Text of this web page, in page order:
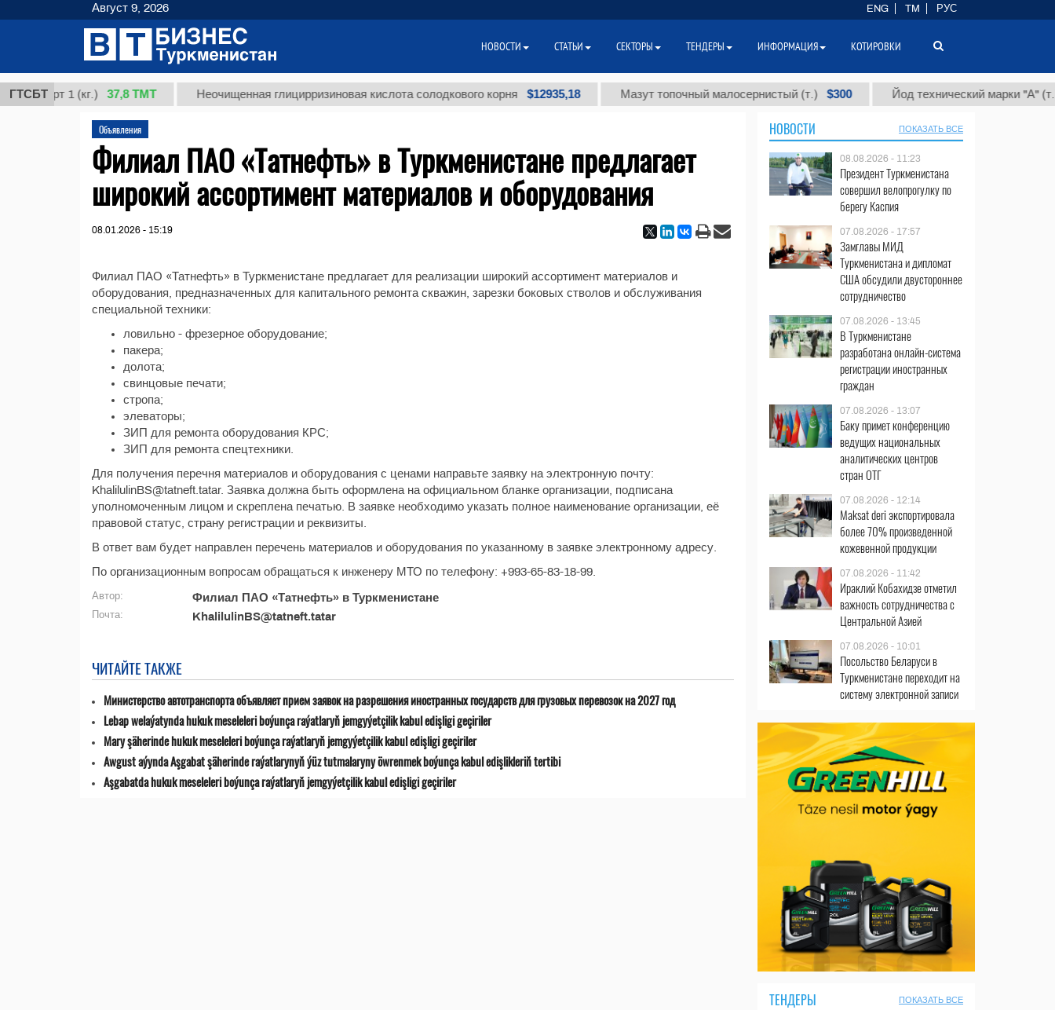
ГТСБТ
сорт 1 (кг.) 37,8 ТМТ Неочищенная глицирризиновая кислота солодкового корня $12935,18 Мазут топочный малосернистый (т.) $300 Йод технический марки "А" (т.)
Объявления
Филиал ПАО «Татнефть» в Туркменистане предлагает
широкий ассортимент материалов и оборудования
08.01.2026 - 15:19
Филиал ПАО «Татнефть» в Туркменистане предлагает для реализации широкий ассортимент материалов и
оборудования, предназначенных для капитального ремонта скважин, зарезки боковых стволов и обслуживания
специальной техники:
ловильно - фрезерное оборудование;
пакера;
долота;
свинцовые печати;
стропа;
элеваторы;
ЗИП для ремонта оборудования КРС;
ЗИП для ремонта спецтехники.
Для получения перечня материалов и оборудования с ценами направьте заявку на электронную почту:
KhalilulinBS@tatneft.tatar. Заявка должна быть оформлена на официальном бланке организации, подписана
уполномоченным лицом и скреплена печатью. В заявке необходимо указать полное наименование организации, её
правовой статус, страну регистрации и реквизиты.
В ответ вам будет направлен перечень материалов и оборудования по указанному в заявке электронному адресу.
По организационным вопросам обращаться к инженеру МТО по телефону: +993-65-83-18-99.
Автор: Филиал ПАО «Татнефть» в Туркменистане
Почта: KhalilulinBS@tatneft.tatar
ЧИТАЙТЕ ТАКЖЕ
Министерство автотранспорта объявляет прием заявок на разрешения иностранных государств для грузовых перевозок на 2027 год
Lebap welaýatynda hukuk meseleleri boýunça raýatlaryň jemgyýetçilik kabul edişligi geçiriler
Mary şäherinde hukuk meseleleri boýunça raýatlaryň jemgyýetçilik kabul edişligi geçiriler
Awgust aýynda Aşgabat şäherinde raýatlarynyň ýüz tutmalaryny öwrenmek boýunça kabul edişlikleriň tertibi
Aşgabatda hukuk meseleleri boýunça raýatlaryň jemgyýetçilik kabul edişligi geçiriler
НОВОСТИ ПОКАЗАТЬ ВСЕ
08.08.2026 - 11:23
Президент Туркменистана
совершил велопрогулку по
берегу Каспия
07.08.2026 - 17:57
Замглавы МИД
Туркменистана и дипломат
США обсудили двустороннее
сотрудничество
07.08.2026 - 13:45
В Туркменистане
разработана онлайн-система
регистрации иностранных
граждан
07.08.2026 - 13:07
Баку примет конференцию
ведущих национальных
аналитических центров
стран ОТГ
07.08.2026 - 12:14
Maksat deri экспортировала
более 70% произведенной
кожевенной продукции
07.08.2026 - 11:42
Ираклий Кобахидзе отметил
важность сотрудничества с
Центральной Азией
07.08.2026 - 10:01
Посольство Беларуси в
Туркменистане переходит на
систему электронной записи
ТЕНДЕРЫ ПОКАЗАТЬ ВСЕ
Август 9, 2026 ENG TM РУС
НОВОСТИ СТАТЬИ СЕКТОРЫ ТЕНДЕРЫ ИНФОРМАЦИЯ КОТИРОВКИ